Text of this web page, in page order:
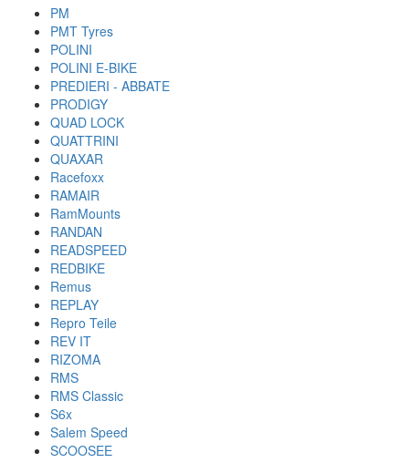
PM
PMT Tyres
POLINI
POLINI E-BIKE
PREDIERI - ABBATE
PRODIGY
QUAD LOCK
QUATTRINI
QUAXAR
Racefoxx
RAMAIR
RamMounts
RANDAN
READSPEED
REDBIKE
Remus
REPLAY
Repro Teile
REV IT
RIZOMA
RMS
RMS Classic
S6x
Salem Speed
SCOOSEE